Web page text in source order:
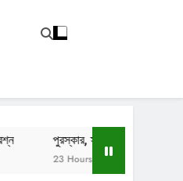
ও প্রভাবের রাজনীতিঃ উন্নয়নশীল দেশের